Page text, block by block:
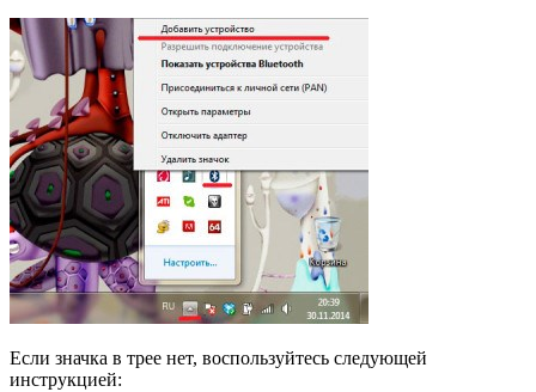
Если значка в трее нет, воспользуйтесь следующей
инструкцией: